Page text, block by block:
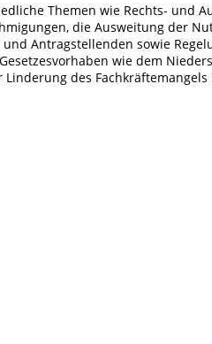
Themen wie Rechts- und
die Ausweitung der
Antragstellenden sowie
wie dem
des